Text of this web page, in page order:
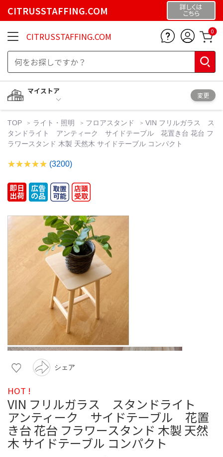
CITRUSSTAFFING.COM 詳しくは
こちら
CITRUSSTAFFING.COM 0
マイストア
変更
TOP ライト・照明 フロアスタンド
VIN フリルガラス ス
タンドライト アンティーク サイドテーブル 花置き台 花台 フ
ラワースタンド 木製 天然木 サイドテーブル コンパクト
(3200)
シェア
HOT !
VIN フリルガラス スタンドライト
アンティーク サイドテーブル 花置
き台 花台 フラワースタンド 木製 天然
木 サイドテーブル コンパクト